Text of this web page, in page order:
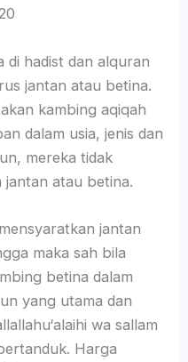
di hadist dan alquran
jantan atau betina.
kambing aqiqah
dalam usia, jenis dan
mereka tidak
atau betina.
jantan
maka sah bila
betina dalam
yang utama dan
wa sallam
Harga